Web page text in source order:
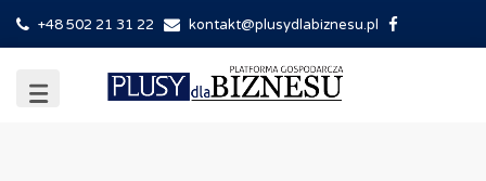
+48 502 21 31 22 kontakt@plusydlabiznesu.pl